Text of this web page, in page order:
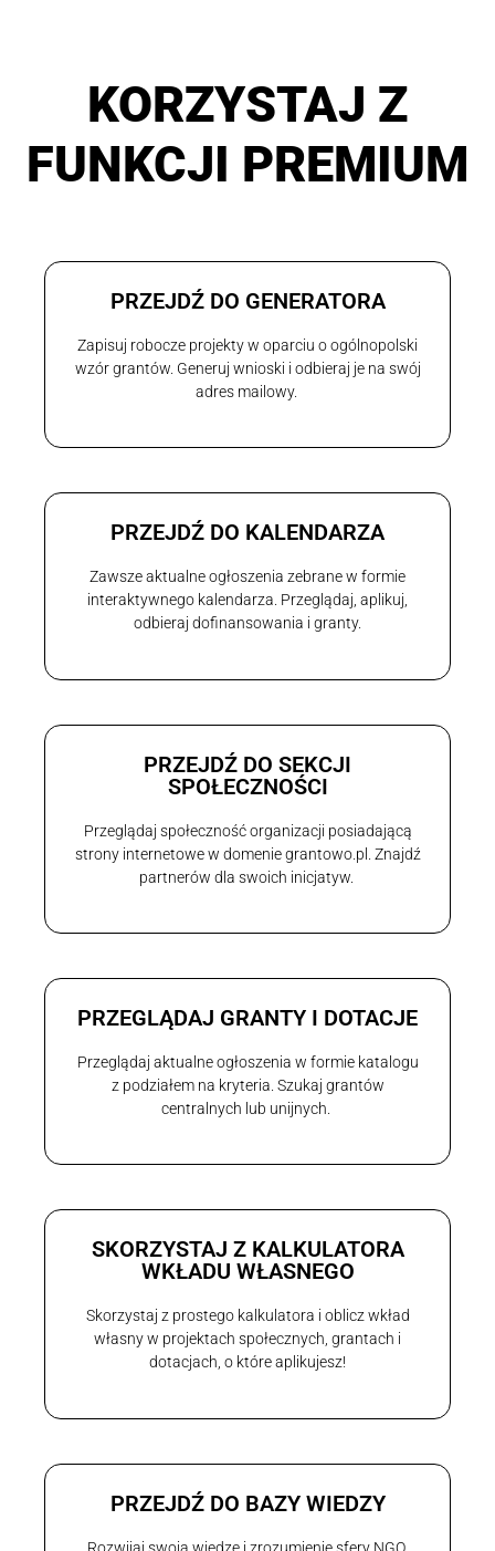
KORZYSTAJ Z
FUNKCJI PREMIUM
PRZEJDŹ DO GENERATORA
Zapisuj robocze projekty w oparciu o ogólnopolski
wzór grantów. Generuj wnioski i odbieraj je na swój
adres mailowy.
PRZEJDŹ DO KALENDARZA
Zawsze aktualne ogłoszenia zebrane w formie
interaktywnego kalendarza. Przeglądaj, aplikuj,
odbieraj dofinansowania i granty.
PRZEJDŹ DO SEKCJI
SPOŁECZNOŚCI
Przeglądaj społeczność organizacji posiadającą
strony internetowe w domenie grantowo.pl. Znajdź
partnerów dla swoich inicjatyw.
PRZEGLĄDAJ GRANTY I DOTACJE
Przeglądaj aktualne ogłoszenia w formie katalogu
z podziałem na kryteria. Szukaj grantów
centralnych lub unijnych.
SKORZYSTAJ Z KALKULATORA
WKŁADU WŁASNEGO
Skorzystaj z prostego kalkulatora i oblicz wkład
własny w projektach społecznych, grantach i
dotacjach, o które aplikujesz!
PRZEJDŹ DO BAZY WIEDZY
Rozwijaj swoją wiedzę i zrozumienie sfery NGO.